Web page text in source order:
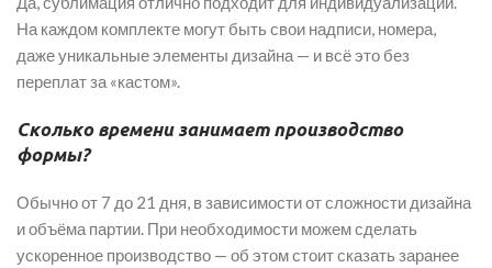
На каждом комплекте могут быть свои надписи, номера,
даже уникальные элементы дизайна — и всё это без
переплат за «кастом».
Сколько времени занимает производство
формы?
Обычно от 7 до 21 дня, в зависимости от сложности дизайна
и объёма партии. При необходимости можем сделать
ускоренное производство — об этом стоит сказать заранее